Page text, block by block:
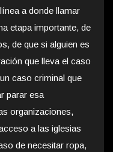
a donde llamar
etapa importante, de
de que si alguien es
que lleva el caso
caso criminal que
parar esa
organizaciones,
a las iglesias
de necesitar ropa,